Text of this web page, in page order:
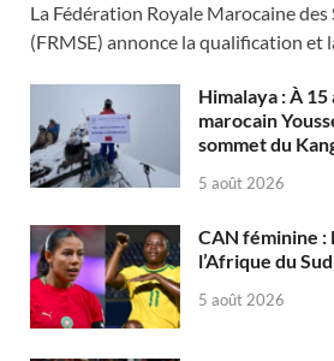
La Fédération Royale Marocaine
(FRMSE) annonce la qualification
Himalaya : À 15
marocain
sommet du
5 août 2026
CAN féminine
l’Afrique du
5 août 2026